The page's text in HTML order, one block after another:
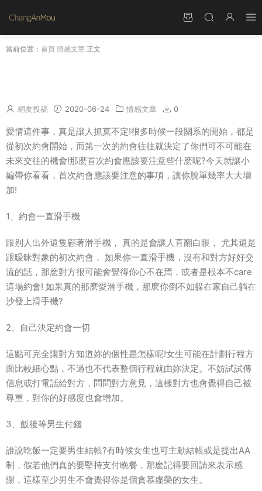
當前位置： 首頁 情感文章 正文
網友投稿 2020-06-24 情感文章 0
愛情這件事，真是讓人抓莫不定!很多時候一段關系的開始，都是
從初次約會開始，而第一次的約會往往就決定了你們可不可能在
未來交往的機會!那麽首次約會應該要注意些什麽呢?今天就讓小
編帶你看看，首次約會應該要注意的事項，讓你脫單幾率大大增
加!
1、約會一直滑手機
跟别人出外還隻顧著滑手機， 真的是會讓人直翻白眼， 尤其還是
跟暧昧對象的初次約會， 如果你一直滑手機，沒有和對方好好交
流的話，那麽對方很可能會覺得你心不在焉，或者是根本不care
這場約會! 如果真的那麽愛滑手機，那麽你倒不如躲在家自己躺在
沙發上滑手機?
2、自己決定約會一切
這點可完全讓對方知道妳的個性是怎樣呢!女生可能在計劃行程方
面比較細心點，不過也不代表整個行程就由妳決定。不妨試試傳
信息或打電話給對方，問問對方意見，這樣對方也會覺得自己被
尊重，對你的好感度也會增加。
3、飯後等男生付錢
誰說吃飯一定要男生結帳?有時候女生也可主動結帳或是提出AA
制，假若他們真的要堅持支付晚餐，那麽記得要回請來表示感
謝，這樣至少男生不會覺得你是個貪慕虛榮的女生。